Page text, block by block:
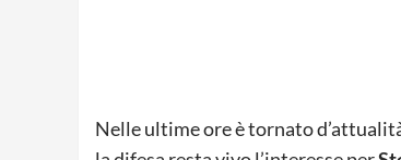
Nelle ultime ore è tornato